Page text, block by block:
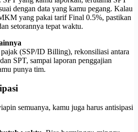
dengan data yang kamu pegang. Kalau
yang pakai tarif Final 0.5%, pastikan
setorannya tepat waktu.
(SSP/ID Billing), rekonsiliasi antara
SPT, sampai laporan penggajian
punya tim.
semuanya, kamu juga harus antisipasi